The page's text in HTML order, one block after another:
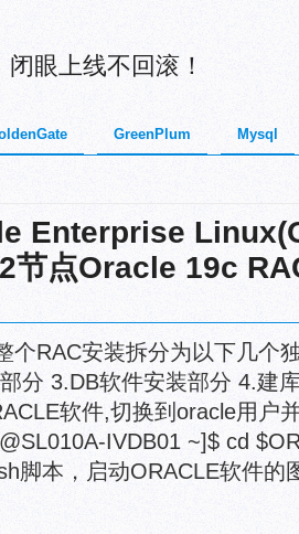
眼上线不回滚！
GreenPlum Mysql
Enterprise
节点Oracle 19c
个RAC安装拆分为以下几个
部分 3.DB软件安装部
软件,切换到oracle用户
IVDB01 ~]$ cd
脚本，启动ORACLE软件的